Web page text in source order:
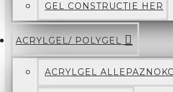
GEL CONSTRUCTIE HER
ACRYLGEL/ POLYGEL
ACRYLGEL